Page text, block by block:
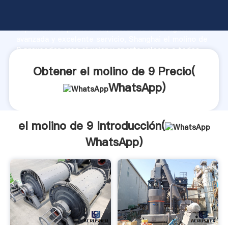
capacidad de producción, fuerza de investigación
9 proveedor crea el valor y aporta valores a todos
Obtener el molino de 9 Precio(
WhatsApp)
el molino de 9 Introducción(
WhatsApp)